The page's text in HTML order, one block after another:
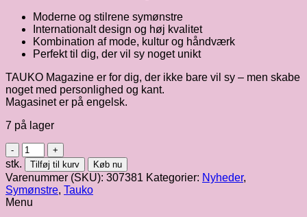
Moderne og stilrene symønstre
Internationalt design og høj kvalitet
Kombination af mode, kultur og håndværk
Perfekt til dig, der vil sy noget unikt
TAUKO Magazine er for dig, der ikke bare vil sy – men skabe
noget med personlighed og kant.
Magasinet er på engelsk.
7 på lager
Tauko
no.
19
antal
stk. Tilføj til kurv Køb nu
Varenummer (SKU): 307381 Kategorier: Nyheder,
Symønstre, Tauko
Menu